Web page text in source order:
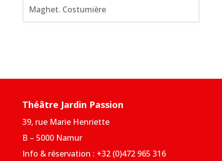
Maghet. Costumière
Théâtre Jardin Passion
39, rue Marie Henriette
B – 5000 Namur
Info & réservation : +32 (0)472 965 316